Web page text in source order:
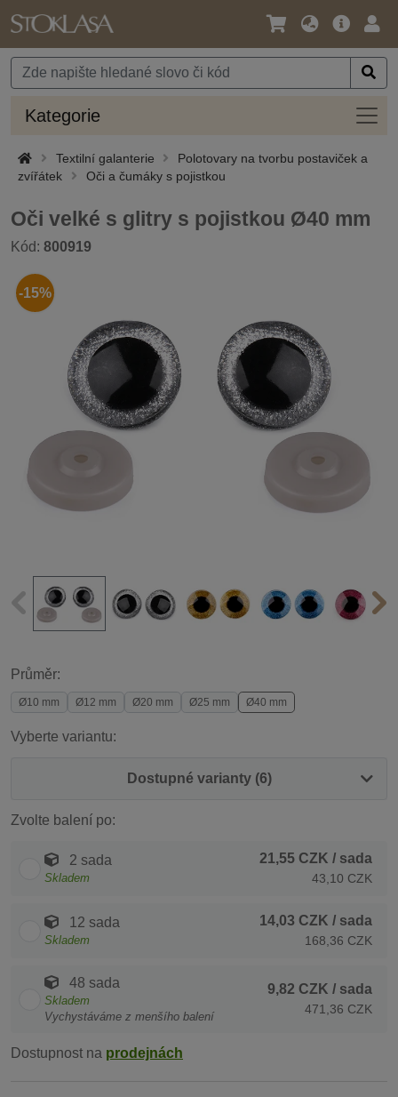
Jazyk
Měna
Hlavní
Kategorie
Textilní galanterie
Polotovary na tvorbu postaviček a
zvířátek
Oči a čumáky s pojistkou
Oči velké s glitry s pojistkou Ø40 mm
Kód: 800919
-15%
Průměr:
Ø10 mm Ø12 mm Ø20 mm Ø25 mm Ø40 mm
Vyberte variantu:
Dostupné varianty (6)
Zvolte balení po:
2 sada
Skladem
21,55 CZK / sada
43,10 CZK
12 sada
Skladem
14,03 CZK / sada
168,36 CZK
48 sada
Skladem
Vychystáváme z menšího balení
9,82 CZK / sada
471,36 CZK
Dostupnost na prodejnách